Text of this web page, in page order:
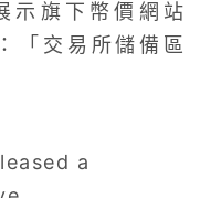
示旗下幣價網站
「交易所儲備區
a